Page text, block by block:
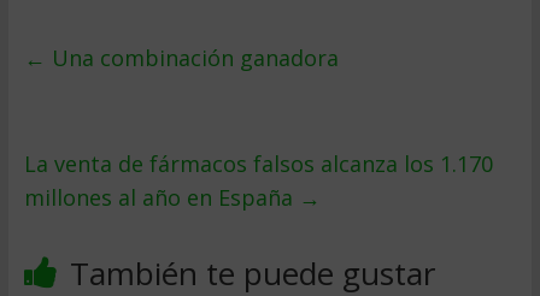
← Una combinación ganadora
La venta de fármacos falsos alcanza los 1.170
millones al año en España →
También te puede gustar